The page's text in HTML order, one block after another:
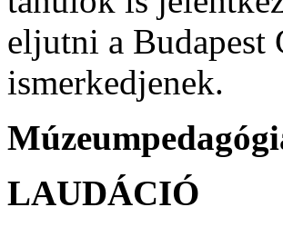
eljutni a Budapest
ismerkedjenek.
LAUDÁCIÓ